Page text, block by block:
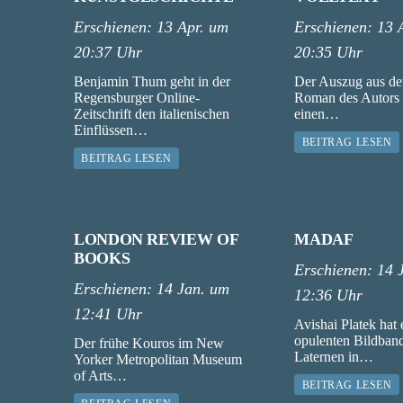
Erschienen: 13 Apr. um
20:37 Uhr
Benjamin Thum geht in der
Regensburger Online-
Zeitschrift den italienischen
Einflüssen…
BEITRAG LESEN
Erschienen:13
20:35 Uhr
Der Auszug aus
Roman des Autors
einen…
BEITRAG LESEN
LONDON REVIEW OF
BOOKS
Erschienen: 14 Jan. um
12:41 Uhr
Der frühe Kouros im New
Yorker Metropolitan Museum
of Arts…
MADAF
Erschienen: 14
12:36 Uhr
Avishai Platek hat
opulenten
Laternen in…
BEITRAG LESEN